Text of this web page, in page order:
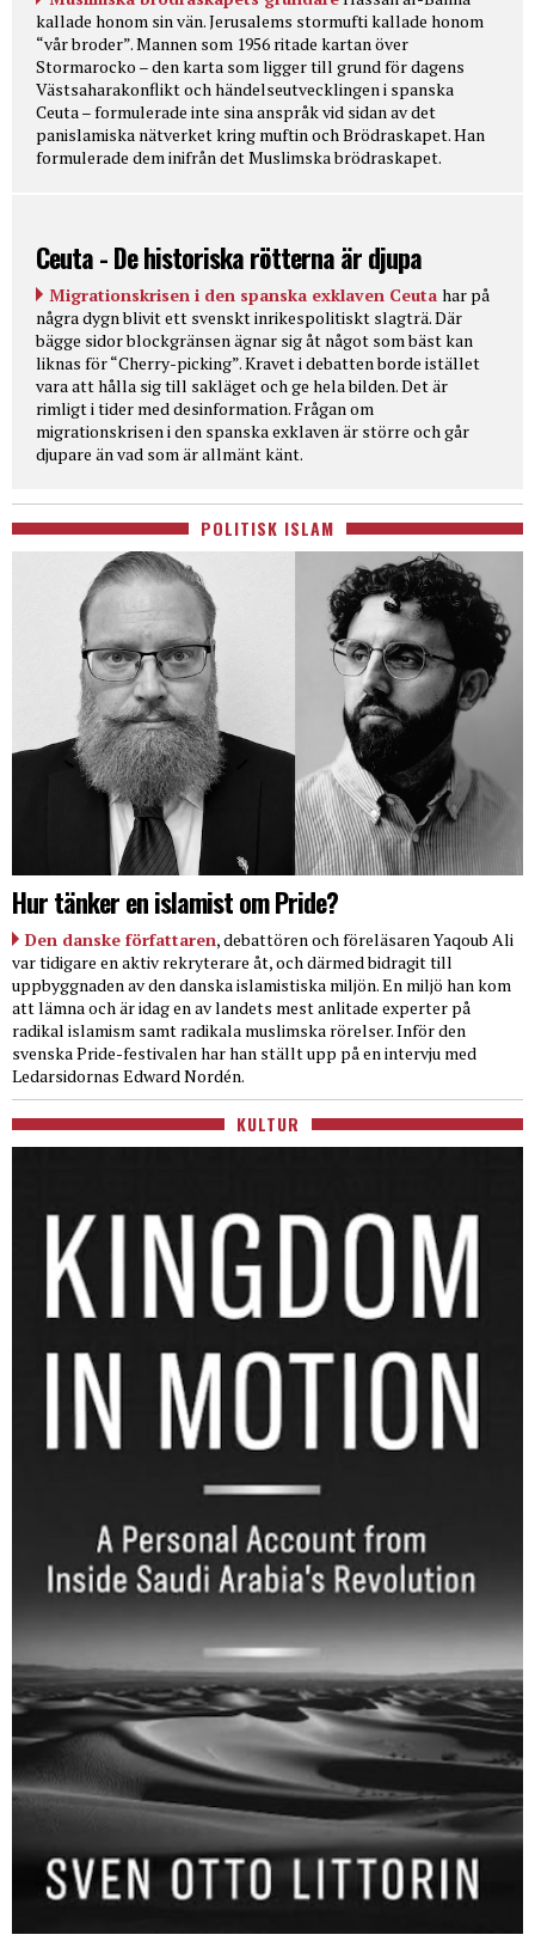
kallade honom sin vän. Jerusalems stormufti kallade honom
“vår broder”. Mannen som 1956 ritade kartan över
Stormarocko – den karta som ligger till grund för dagens
Västsaharakonflikt och händelseutvecklingen i spanska
Ceuta – formulerade inte sina anspråk vid sidan av det
panislamiska nätverket kring muftin och Brödraskapet. Han
formulerade dem inifrån det Muslimska brödraskapet.
Ceuta - De historiska rötterna är djupa
Migrationskrisen i den spanska exklaven Ceuta har på
några dygn blivit ett svenskt inrikespolitiskt slagträ. Där
bägge sidor blockgränsen ägnar sig åt något som bäst kan
liknas för “Cherry-picking”. Kravet i debatten borde istället
vara att hålla sig till sakläget och ge hela bilden. Det är
rimligt i tider med desinformation. Frågan om
migrationskrisen i den spanska exklaven är större och går
djupare än vad som är allmänt känt.
POLITISK ISLAM
Hur tänker en islamist om Pride?
Den danske författaren, debattören och föreläsaren Yaqoub Ali
var tidigare en aktiv rekryterare åt, och därmed bidragit till
uppbyggnaden av den danska islamistiska miljön. En miljö han kom
att lämna och är idag en av landets mest anlitade experter på
radikal islamism samt radikala muslimska rörelser. Inför den
svenska Pride-festivalen har han ställt upp på en intervju med
Ledarsidornas Edward Nordén.
KULTUR